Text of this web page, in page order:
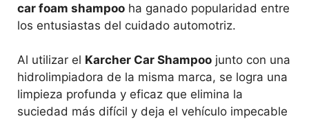
car foam shampoo ha ganado popularidad entre
los entusiastas del cuidado automotriz.
Al utilizar el Karcher Car Shampoo junto con una
hidrolimpiadora de la misma marca, se logra una
limpieza profunda y eficaz que elimina la
suciedad más difícil y deja el vehículo impecable